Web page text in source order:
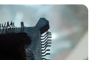
SONRAKİ KONU
Kanadalı bir grup
bilim insanı keşfetti